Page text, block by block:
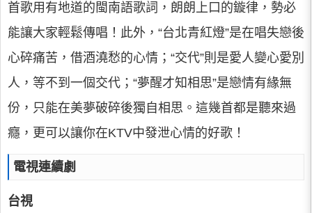
首歌用有地道的閩南語歌詞，朗朗上口的鏇律，勢必
能讓大家輕鬆傳唱！此外，“台北青紅燈”是在唱失戀後
心碎痛苦，借酒澆愁的心情；“交代”則是愛人變心愛別
人，等不到一個交代；“夢醒才知相思”是戀情有緣無
份，只能在美夢破碎後獨自相思。這幾首都是聽來過
癮，更可以讓你在KTV中發泄心情的好歌！
電視連續劇
台視